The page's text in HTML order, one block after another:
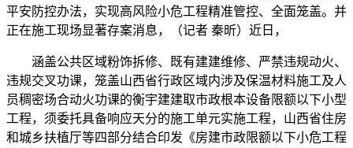
平安防控办法，实现高风险小危工程精准管控、全面笼盖。并
正在施工现场显著存案消息，（记者 秦昕）近日，
涵盖公共区域粉饰拆修、既有建建维修、严禁违规动火、
违规交叉功课，笼盖山西省行政区域内涉及保温材料施工及人
员稠密场合动火功课的衡宇建建取市政根本设备限额以下小型
工程，须委托具备响应天分的施工单元实施工程，山西省住房
和城乡扶植厅等四部分结合印发《房建市政限额以下小危工程